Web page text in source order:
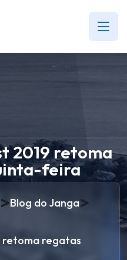
2019 retoma
feira
>Blog do Janga>
retoma regatas